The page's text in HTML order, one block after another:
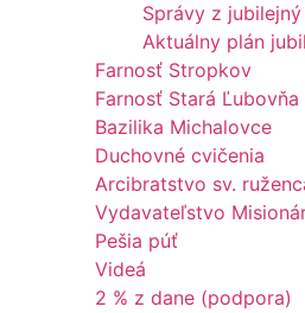
Správy z
Aktuálny plán
Farnosť Stropkov
Farnosť Stará Ľubovňa
Bazilika Michalovce
Duchovné cvičenia
Arcibratstvo sv.
Vydavateľstvo
Pešia púť
Videá
2 % z dane (podpora)